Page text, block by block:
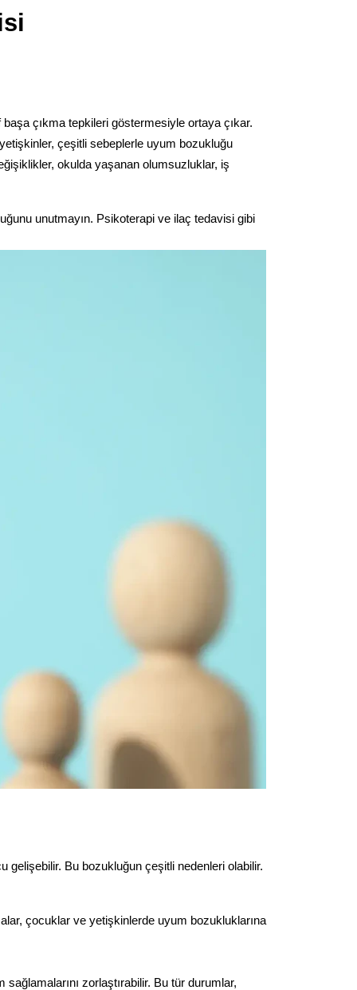
başa çıkma tepkileri göstermesiyle ortaya çıkar.
çeşitli sebeplerle uyum bozukluğu
okulda yaşanan olumsuzluklar, iş
unutmayın. Psikoterapi ve ilaç tedavisi gibi
Bu bozukluğun çeşitli nedenleri olabilir.
çocuklar ve yetişkinlerde uyum bozukluklarına
zorlaştırabilir. Bu tür durumlar,